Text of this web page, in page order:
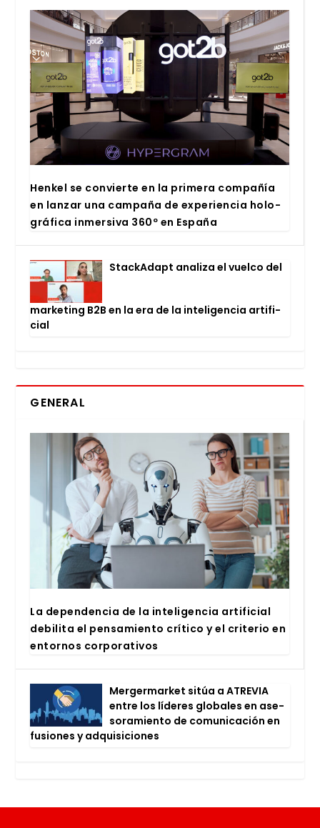
Hen­kel se con­vier­te en la pri­me­ra com­pa­ñía
en lan­zar una cam­pa­ña de expe­rien­cia holo­
grá­fi­ca inmer­si­va 360º en Espa­ña
Stac­kA­dapt ana­li­za el vuel­co del
mar­ke­ting B2B en la era de la inte­li­gen­cia arti­fi­
cial
GENERAL
La depen­den­cia de la inte­li­gen­cia arti­fi­cial
debi­li­ta el pen­sa­mien­to crí­ti­co y el cri­te­rio en
entor­nos cor­po­ra­ti­vos
Mer­ger­mar­ket sitúa a ATRE­VIA
entre los líde­res glo­ba­les en ase­
so­ra­mien­to de comu­ni­ca­ción en
fusio­nes y adqui­si­cio­nes